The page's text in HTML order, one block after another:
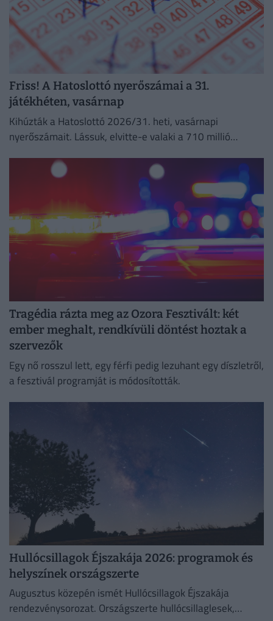
Friss! A Hatoslottó nyerőszámai a 31.
játékhéten, vasárnap
Kihúzták a Hatoslottó 2026/31. heti, vasárnapi
nyerőszámait. Lássuk, elvitte-e valaki a 710 millió
Tragédia rázta meg az Ozora Fesztivált: két
ember meghalt, rendkívüli döntést hoztak a
szervezők
Egy nő rosszul lett, egy férfi pedig lezuhant egy díszletről,
a fesztivál programját is módosították.
Hullócsillagok Éjszakája 2026: programok és
helyszínek országszerte
Augusztus közepén ismét Hullócsillagok Éjszakája
rendezvénysorozat. Országszerte hullócsillaglesek,